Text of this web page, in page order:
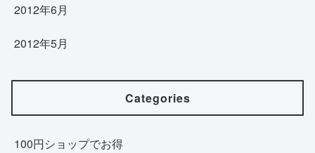
2012年6月
2012年5月
Categories
100円ショップでお得